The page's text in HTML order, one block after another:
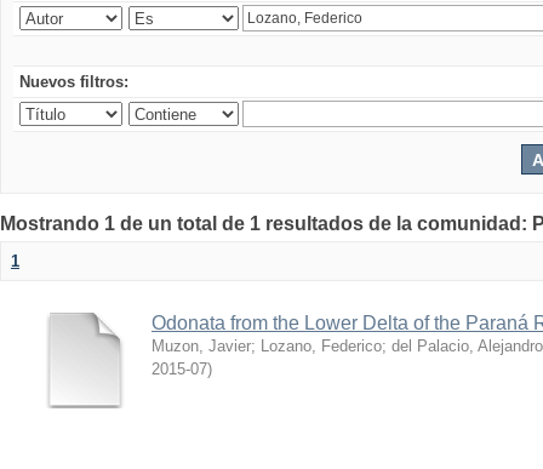
Nuevos filtros:
Mostrando 1 de un total de 1 resultados de la
1
Odonata from the Lower Delta of the Paraná
Muzon, Javier; Lozano, Federico; del Palacio, Alejandro
2015-07)